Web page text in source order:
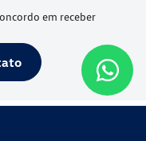
em receber